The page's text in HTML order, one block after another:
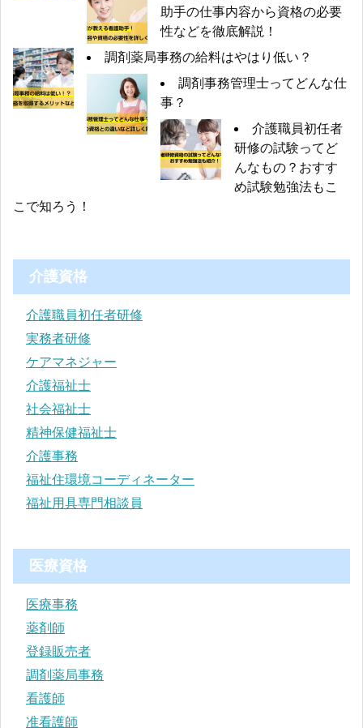
助手の仕事内容から資格の必要
性などを徹底解説！
調剤薬局事務の給料はやはり低い？
調剤事務管理士ってどんな仕
事？
介護職員初任者
研修の試験ってど
んなもの？おすす
め試験勉強法もこ
こで知ろう！
介護資格
介護職員初任者研修
実務者研修
ケアマネジャー
介護福祉士
社会福祉士
精神保健福祉士
介護事務
福祉住環境コーディネーター
福祉用具専門相談員
医療資格
医療事務
薬剤師
登録販売者
調剤薬局事務
看護師
准看護師